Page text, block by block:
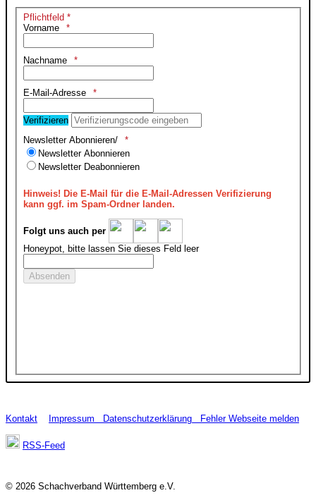
Pflichtfeld *
Vorname
Nachname
E-Mail-Adresse
Verifizieren
Newsletter Abonnieren/
Newsletter Abonnieren
Newsletter Deabonnieren
Hinweis!Die E-Mail für die E-Mail-Adressen Verifizierung
kann ggf. im Spam-Ordner landen.
Folgt uns auch per
Honeypot, bitte lassen Sie dieses Feld leer
Kontakt Impressum Datenschutzerklärung Fehler Webseite melden
RSS-Feed
© 2026 Schachverband Württemberg e.V.